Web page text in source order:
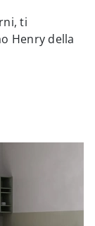
ti
Henry della